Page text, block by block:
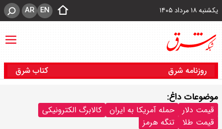
یکشنبه ۱۸ مرداد ۱۴۰۵ EN
AR
روزنامه شرق کتاب شرق
موضوعات داغ:
قیمت دلار حمله آمریکا به ایران
کالابرگ الکترونیکی
قیمت طلا
تنگه هرمز